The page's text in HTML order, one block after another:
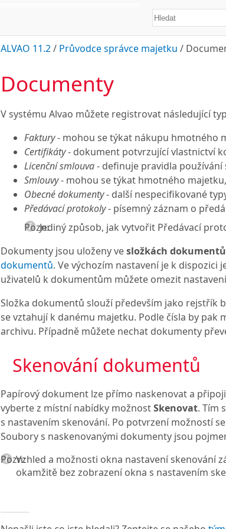
ALVAO 11.2/ Průvodce správce majetku /
Documenty
V systému Alvao můžete registrovat následující
Faktury- mohou se týkat nákupu hmotného
Certifikáty- dokument potvrzující vlastnictví
Licenční smlouva- definuje pravidla
Smlouvy- mohou se týkat hmotného
Obecné dokumenty- další nespecifikované
Předávací protokoly- písemný záznam o
Pozn:Jediný způsob, jak vytvořit Předávací
Dokumenty jsou uloženy vesložkách dokumentů
dokumentů. Ve výchozím nastavení je k dispozici
uživatelů k dokumentům můžete omezit
Složka dokumentů slouží především jako rejstřík
se vztahují k danému majetku. Podle čísla by
archivu. Případně můžete nechat dokumenty
Skenování dokumentů
Papírový dokument lze přímo naskenovat a
vyberte z místní nabídky možnostSkenovat. Tím
s nastavením skenování. Po potvrzení možností
Soubory s naskenovanými dokumenty jsou
Pozn:Vzhled a možnosti okna nastavení skenování
okamžitě bez zobrazení okna s nastavením